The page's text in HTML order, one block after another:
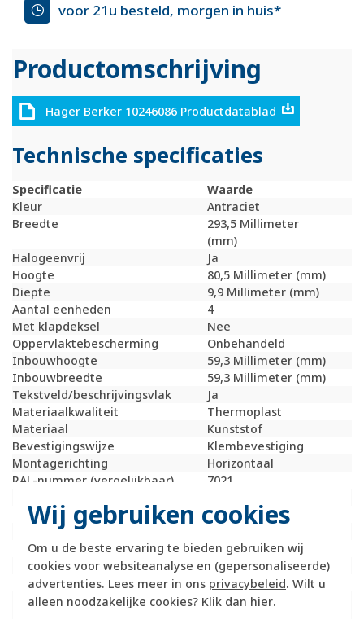
Wij gebruiken cookies
Om u de beste ervaring te bieden gebruiken wij
cookies voor websiteanalyse en (gepersonaliseerde)
advertenties. Lees meer in ons privacybeleid. Wilt u
alleen noodzakelijke cookies? Klik dan hier.
voor 21u besteld, morgen in huis*
Productomschrijving
Hager Berker 10246086 Productdatablad
Technische specificaties
Specificatie
Waarde
Kleur
Antraciet
Breedte
293,5 Millimeter
(mm)
Halogeenvrij
Ja
Hoogte
80,5 Millimeter (mm)
Diepte
9,9 Millimeter (mm)
Aantal eenheden
4
Met klapdeksel
Nee
Oppervlaktebescherming
Onbehandeld
Inbouwhoogte
59,3 Millimeter (mm)
Inbouwbreedte
59,3 Millimeter (mm)
Tekstveld/beschrijvingsvlak
Ja
Materiaalkwaliteit
Thermoplast
Materiaal
Kunststof
Bevestigingswijze
Klembevestiging
Montagerichting
Horizontaal
RAL-nummer (vergelijkbaar)
7021
Beschermingsgraad (IP)
IP20
Geschikt voor vloerpot
Transparant
Nee
Uitvoering oppervlakte
Mat
Geschikt voor wandgoot
Ja
Geschikt voor
Ja